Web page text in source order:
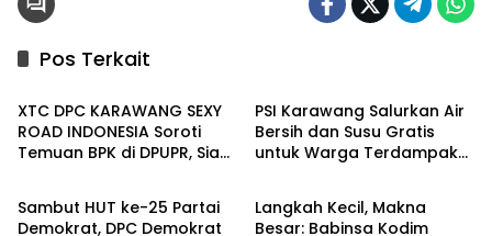
Pos Terkait
Berita
XTC DPC KARAWANG SEXY
ROAD INDONESIA Soroti
Temuan BPK di DPUPR, Siap
PSI Karawang Salurkan Air
Bersih dan Susu Gratis
untuk Warga Terdampak
Berita
Sambut HUT ke-25 Partai
Demokrat, DPC Demokrat
Berita
Langkah Kecil, Makna
Besar: Babinsa Kodim